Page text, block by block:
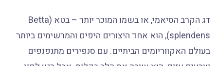
דג הקרב הסיאמי, או בשמו המוכר יותר – בטא (Betta
splendens), הוא אחד היצורים היפים והמרשימים ביותר
בעולם האקווריומים הביתיים. עם סנפירים מתנפנפים